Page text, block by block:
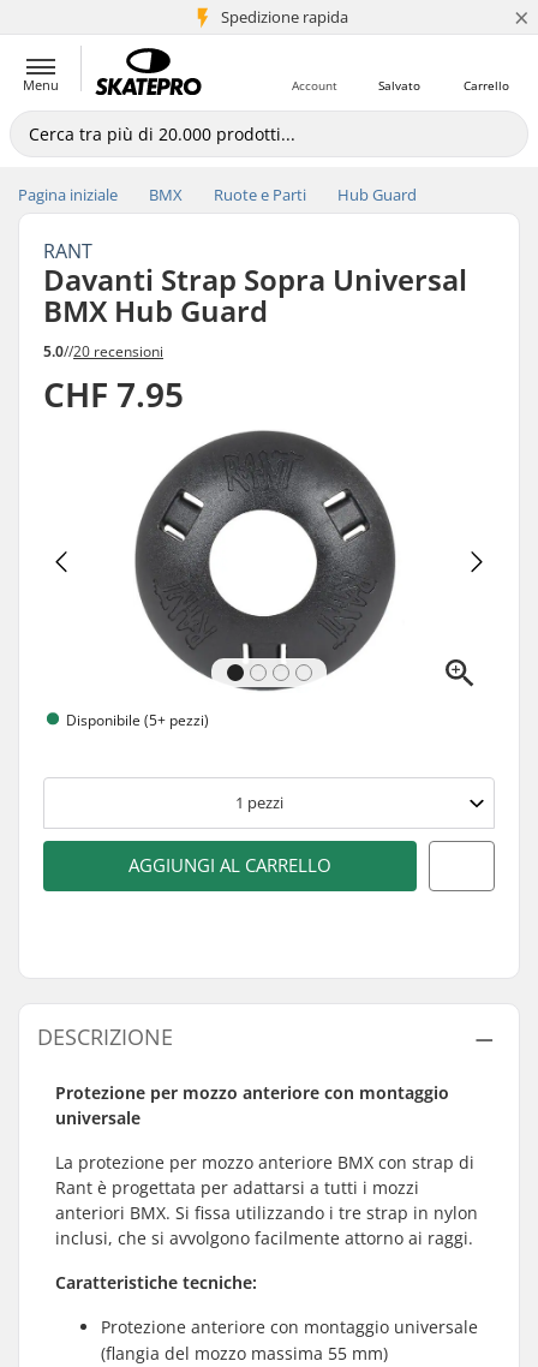
Spedizione rapida
+5 mln di clienti ×
Menu Carrello
Salvato
Account
Pagina iniziale BMX Ruote e Parti Hub Guard
RANT
Davanti Strap Sopra Universal
BMX Hub Guard
5.0//20 recensioni
CHF 7.95
Disponibile (5+ pezzi)
1 pezzi
AGGIUNGI AL CARRELLO
DESCRIZIONE
Protezione per mozzo anteriore con montaggio
universale
La protezione per mozzo anteriore BMX con strap di
Rant è progettata per adattarsi a tutti i mozzi
anteriori BMX. Si fissa utilizzando i tre strap in nylon
inclusi, che si avvolgono facilmente attorno ai raggi.
Caratteristiche tecniche:
Protezione anteriore con montaggio universale
(flangia del mozzo massima 55 mm)